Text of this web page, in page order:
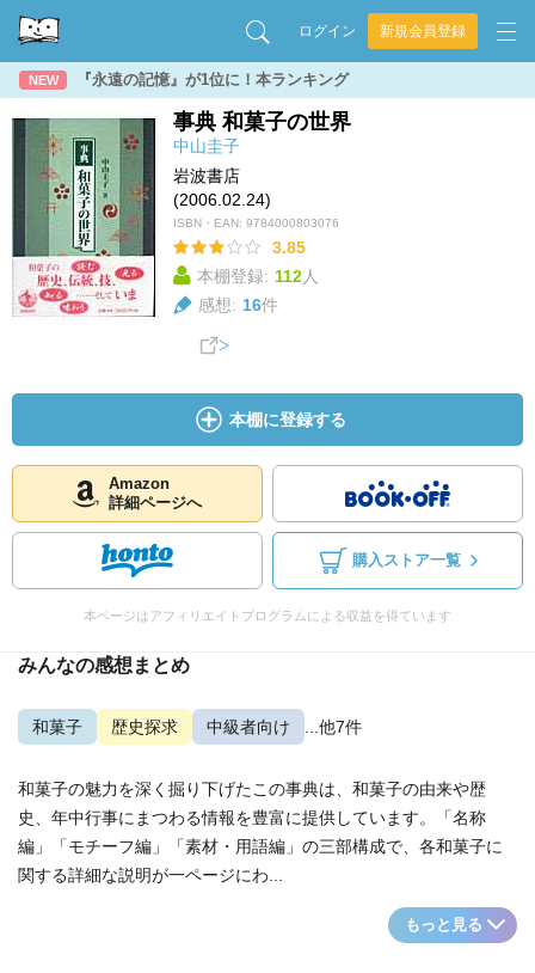
ログイン 新規会員登録
NEW 『永遠の記憶』が1位に！本ランキング
事典 和菓子の世界
中山圭子
岩波書店
(2006.02.24)
ISBN・EAN: 9784000803076
3.85
本棚登録: 112人
感想: 16件
本棚に登録する
Amazon
詳細ページへ
購入ストア一覧
本ページはアフィリエイトプログラムによる収益を得ています
みんなの感想まとめ
和菓子 歴史探求 中級者向け ...他7件
和菓子の魅力を深く掘り下げたこの事典は、和菓子の由来や歴
史、年中行事にまつわる情報を豊富に提供しています。「名称
編」「モチーフ編」「素材・用語編」の三部構成で、各和菓子に
関する詳細な説明が一ページにわ...
もっと見る